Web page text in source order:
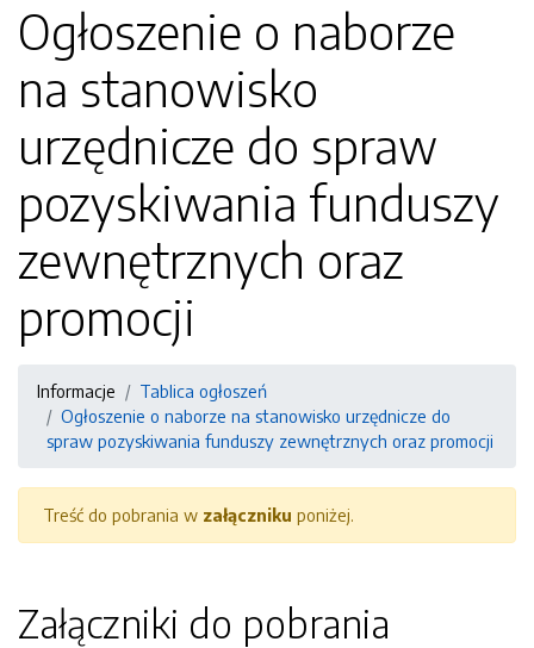
Ogłoszenie o naborze
na stanowisko
urzędnicze do spraw
pozyskiwania funduszy
zewnętrznych oraz
promocji
Informacje
Tablica ogłoszeń
Ogłoszenie o naborze na stanowisko urzędnicze do
spraw pozyskiwania funduszy zewnętrznych oraz promocji
Treść do pobrania w załączniku poniżej.
Załączniki do pobrania